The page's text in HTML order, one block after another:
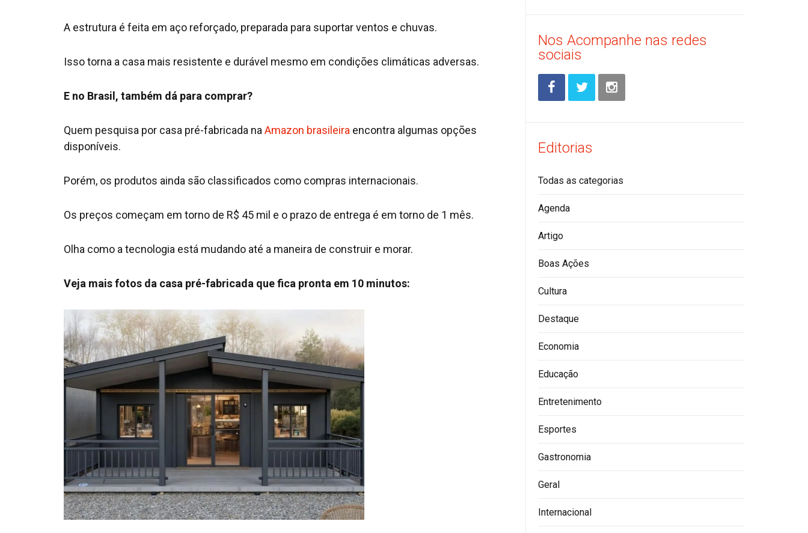
A estrutura é feita em aço reforçado, preparada para suportar ventos e chuvas.
Isso torna a casa mais resistente e durável mesmo em condições climáticas adversas.
E no Brasil, também dá para comprar?
Quem pesquisa por casa pré-fabricada na Amazon brasileira encontra algumas opções
disponíveis.
Porém, os produtos ainda são classificados como compras internacionais.
Os preços começam em torno de R$ 45 mil e o prazo de entrega é em torno de 1 mês.
Olha como a tecnologia está mudando até a maneira de construir e morar.
Veja mais fotos da casa pré-fabricada que fica pronta em 10 minutos:
Nos Acompanhe nas redes
sociais
Editorias
Todas as categorias
Agenda
Artigo
Boas Ações
Cultura
Destaque
Economia
Educação
Entretenimento
Esportes
Gastronomia
Geral
Internacional